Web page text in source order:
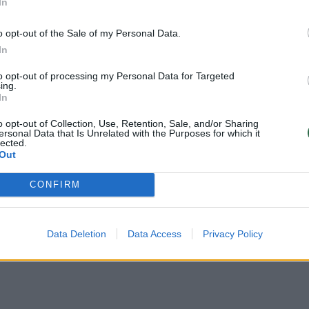
opt-out of the Sale of my Personal Data.
opt-out of processing my Personal Data for Targeted
opt-out of Collection, Use, Retention, Sale, and/or Sharing
Data that Is Unrelated with the Purposes for which it
CONFIRM
Data Deletion Data Access Privacy Policy
vartotojai. Prisijunkite prie registruotų vartotojų